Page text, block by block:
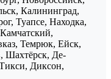
Калининград,
Туапсе, Находка,
Темрюк, Ейск,
Шахтёрск, Де-
Диксон,